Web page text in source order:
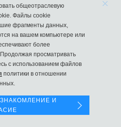
Cream Grey
общеотраслевую
Файлы cookie
фрагменты данных,
на вашем компьютере или
более
просматривать
с использованием файлов
политики в отношении
×
И